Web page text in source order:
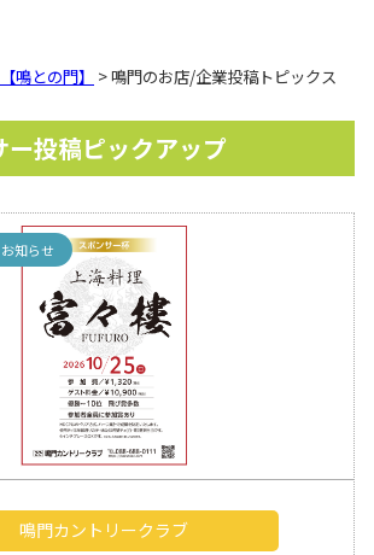
鳴との門】 > 鳴門のお店/企業投稿トピックス
ー投稿ピックアップ
お知らせ
鳴門カントリークラブ